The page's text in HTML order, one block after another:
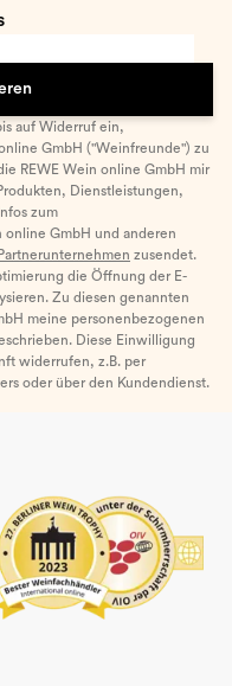
auf Widerruf ein,
GmbH ("Weinfreunde") zu
REWE Wein online GmbH mir
Dienstleistungen,
zum
online GmbH und anderen
zusendet.
die Öffnung der E-
Zu diesen genannten
meine personenbezogenen
Diese Einwilligung
widerrufen, z.B. per
oder über den Kundendienst.